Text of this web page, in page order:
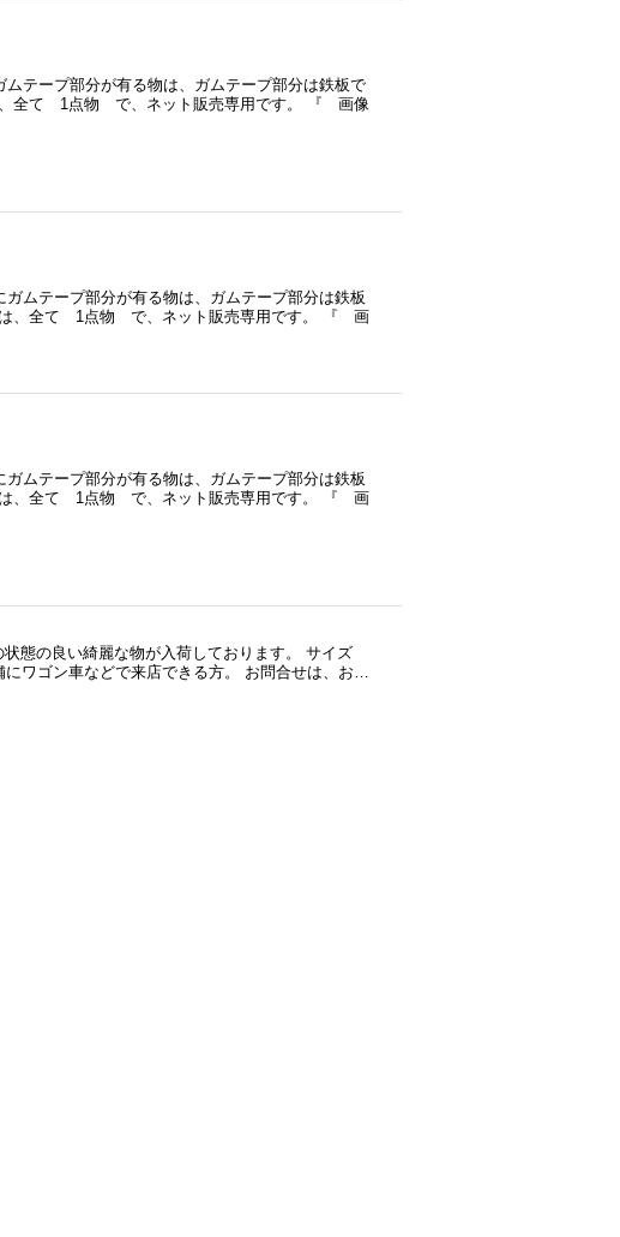
テープ部分が有る物は、ガムテープ部分は鉄板で
、全て 1点物 で、ネット販売専用です。 『 画像
ムテープ部分が有る物は、ガムテープ部分は鉄板
は、全て 1点物 で、ネット販売専用です。 『 画
ムテープ部分が有る物は、ガムテープ部分は鉄板
は、全て 1点物 で、ネット販売専用です。 『 画
態の良い綺麗な物が入荷しております。 サイズ
ワゴン車などで来店できる方。 お問合せは、お…